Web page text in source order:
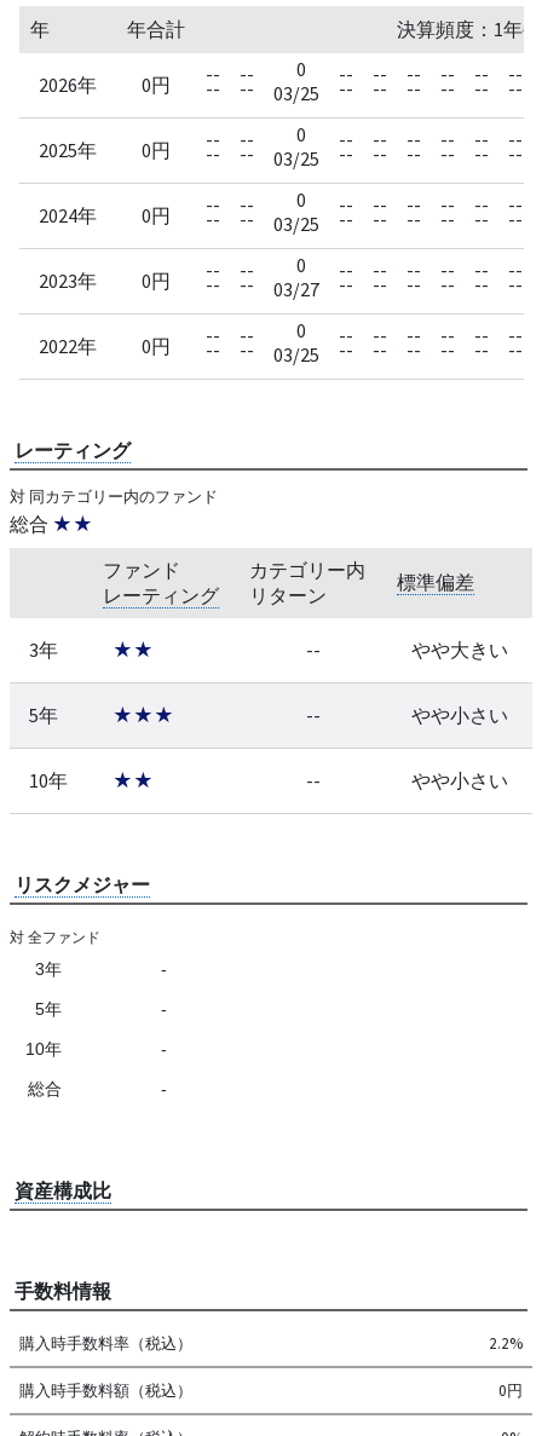
年 年合計 決算頻度：1年
2026年 0円 --
--
--
--
0
03/25
--
--
--
--
--
--
--
--
--
--
--
--
2025年 0円 --
--
--
--
0
03/25
--
--
--
--
--
--
--
--
--
--
--
--
2024年 0円 --
--
--
--
0
03/25
--
--
--
--
--
--
--
--
--
--
--
--
2023年 0円 --
--
--
--
0
03/27
--
--
--
--
--
--
--
--
--
--
--
--
2022年 0円 --
--
--
--
0
03/25
--
--
--
--
--
--
--
--
--
--
--
--
レーティング
対 同カテゴリー内のファンド
総合 ★★
ファンド
レーティング
カテゴリー内
リターン
標準偏差
3年 ★★ -- やや大きい
5年 ★★★ -- やや小さい
10年 ★★ -- やや小さい
リスクメジャー
対 全ファンド
3年 -
5年 -
10年 -
総合 -
資産構成比
手数料情報
購入時手数料率（税込） 2.2%
購入時手数料額（税込） 0円